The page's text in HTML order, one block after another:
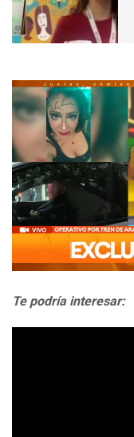
Te podría interesar: